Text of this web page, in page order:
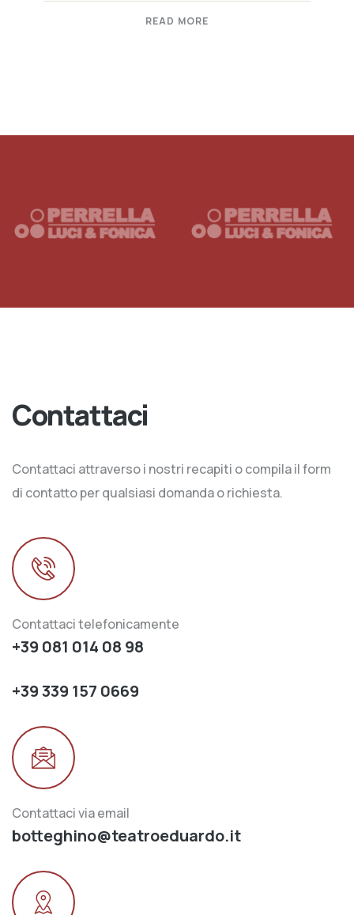
READ MORE
Contattaci
Contattaci attraverso i nostri recapiti o compila il form
di contatto per qualsiasi domanda o richiesta.
Contattaci telefonicamente
+39 081 014 08 98
+39 339 157 0669
Contattaci via email
botteghino@teatroeduardo.it